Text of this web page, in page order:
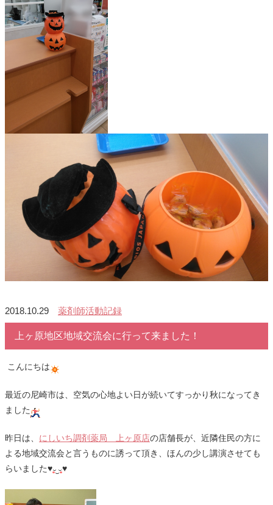
2018.10.29 薬剤師活動記録
上ヶ原地区地域交流会に行って来ました！
こんにちは
最近の尼崎市は、空気の心地よい日が続いてすっかり秋になってき
ました
昨日は、 にしいち調剤薬局 上ヶ原店の店舗長が、近隣住民の方に
よる地域交流会と言うものに誘って頂き、ほんの少し講演させても
らいました♥
♥